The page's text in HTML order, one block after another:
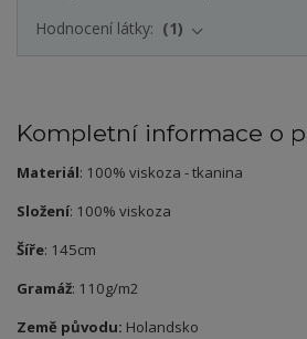
Hodnocení látky:
1
Kompletní informace o
Materiál: 100% viskoza - tkanina
Složení: 100% viskoza
Šíře: 145cm
Gramáž: 110g/m2
Země původu: Holandsko